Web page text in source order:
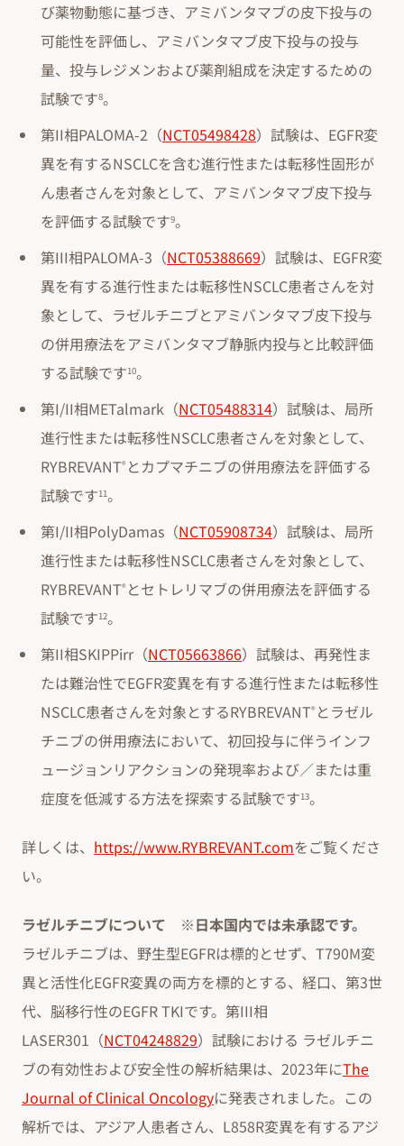
び薬物動態に基づき、アミバンタマブの皮下投与の
可能性を評価し、アミバンタマブ皮下投与の投与
量、投与レジメンおよび薬剤組成を決定するための
試験です8。
第II相PALOMA-2（NCT05498428）試験は、EGFR変
異を有するNSCLCを含む進行性または転移性固形が
ん患者さんを対象として、アミバンタマブ皮下投与
を評価する試験です9。
第III相PALOMA-3（NCT05388669）試験は、EGFR変
異を有する進行性または転移性NSCLC患者さんを対
象として、ラゼルチニブとアミバンタマブ皮下投与
の併用療法をアミバンタマブ静脈内投与と比較評価
する試験です10。
第I/II相METalmark（NCT05488314）試験は、局所
進行性または転移性NSCLC患者さんを対象として、
RYBREVANT® とカプマチニブの併用療法を評価する
試験です11。
第I/II相PolyDamas（NCT05908734）試験は、局所
進行性または転移性NSCLC患者さんを対象として、
RYBREVANT® とセトレリマブの併用療法を評価する
試験です12。
第II相SKIPPirr（NCT05663866）試験は、再発性ま
たは難治性でEGFR変異を有する進行性または転移性
NSCLC患者さんを対象とするRYBREVANT® とラゼル
チニブの併用療法において、初回投与に伴うインフ
ュージョンリアクションの発現率および／または重
症度を低減する方法を探索する試験です13。
詳しくは、 https://www.RYBREVANT.comをご覧くださ
い。
ラゼルチニブについて ※日本国内では未承認です。
ラゼルチニブは、野生型EGFRは標的とせず、T790M変
異と活性化EGFR変異の両方を標的とする、経口、第3世
代、脳移行性のEGFR TKIです。第III相
LASER301（NCT04248829）試験における ラゼルチニ
ブの有効性および安全性の解析結果は、2023年にThe
Journal of Clinical Oncologyに発表されました。この
解析では、アジア人患者さん、L858R変異を有するアジ